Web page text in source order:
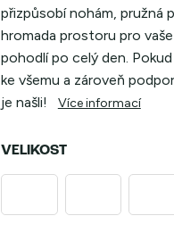
přizpůsobí nohám, pružná
hromada prostoru pro
pohodlí po celý den.
ke všemu a zároveň
je našli!
Více informací
VELIKOST